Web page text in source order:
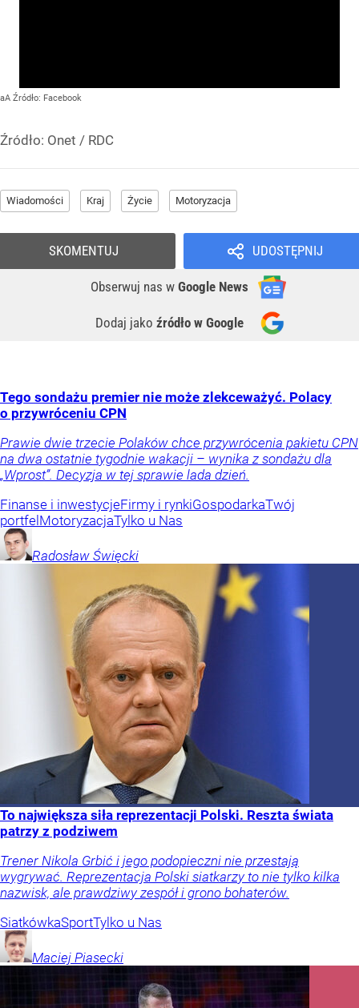
aA Źródło: Facebook
Źródło: Onet / RDC
Wiadomości Kraj Życie Motoryzacja
UDOSTĘPNIJ
Obserwuj nas w Google News
Dodaj jako źródło w Google
SKOMENTUJ
Tego sondażu premier nie może zlekceważyć. Polacy
o przywróceniu CPN
Prawie dwie trzecie Polaków chce przywrócenia pakietu CPN
na dwa ostatnie tygodnie wakacji – wynika z sondażu dla
„Wprost”. Decyzja w tej sprawie lada dzień.
Finanse i inwestycjeFirmy i rynkiGospodarkaTwój
portfelMotoryzacjaTylko u Nas
Radosław Święcki
To największa siła reprezentacji Polski. Reszta świata
patrzy z podziwem
Trener Nikola Grbić i jego podopieczni nie przestają
wygrywać. Reprezentacja Polski siatkarzy to nie tylko kilka
nazwisk, ale prawdziwy zespół i grono bohaterów.
SiatkówkaSportTylko u Nas
Maciej Piasecki